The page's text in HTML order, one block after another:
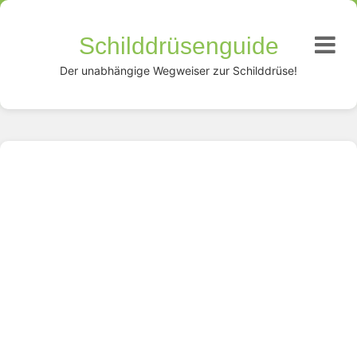
Schilddrüsenguide
Der unabhängige Wegweiser zur Schilddrüse!